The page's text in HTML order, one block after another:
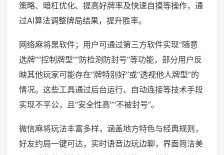
策略、暗杠优化、提高好牌率及快速自摸等操作，通
过AI算法调整牌局结果，提升胜率。
网络麻将黑软件；用户可通过第三方软件实现“随意
选牌”“控制牌型”“防检测防封号”等功能，部分用户反
映其他玩家可能存在“牌特别好”或“透视他人牌型”的
情况。这些工具通过后台运行、自动连接等技术手段
实现不平公，且“安全性高”“不被封号”。
微信麻将玩法丰富多样，涵盖地方特色与经典规则，
好友约局一键可达，实时语音边玩边聊，界面简洁美